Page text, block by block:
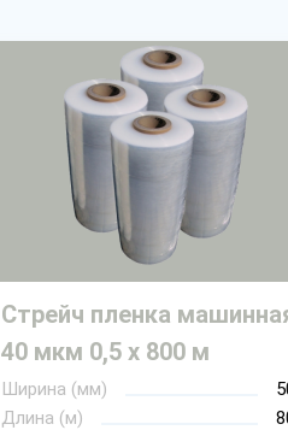
Стрейч пленка
40 мкм 0,5 х 800 м
Ширина (мм)
Длина (м)